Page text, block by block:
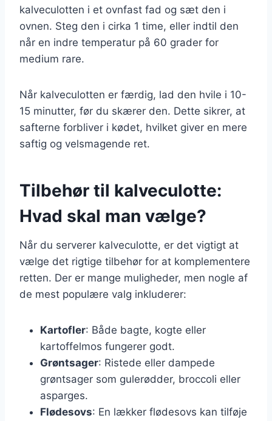
kalveculotten i et ovnfast fad og sæt den i
ovnen. Steg den i cirka 1 time, eller indtil den
når en indre temperatur på 60 grader for
medium rare.
Når kalveculotten er færdig, lad den hvile i 10-
15 minutter, før du skærer den. Dette sikrer, at
safterne forbliver i kødet, hvilket giver en mere
saftig og velsmagende ret.
Tilbehør til kalveculotte:
Hvad skal man vælge?
Når du serverer kalveculotte, er det vigtigt at
vælge det rigtige tilbehør for at komplementere
retten. Der er mange muligheder, men nogle af
de mest populære valg inkluderer:
Kartofler: Både bagte, kogte eller
kartoffelmos fungerer godt.
Grøntsager: Ristede eller dampede
grøntsager som gulerødder, broccoli eller
asparges.
Flødesovs: En lækker flødesovs kan tilføje